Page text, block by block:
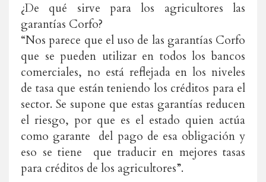
¿De qué sirve para los agricultores las
garantías Corfo?
“Nos parece que el uso de las garantías Corfo
que se pueden utilizar en todos los bancos
comerciales, no está reflejada en los niveles
de tasa que están teniendo los créditos para el
sector. Se supone que estas garantías reducen
el riesgo, por que es el estado quien actúa
como garante del pago de esa obligación y
eso se tiene que traducir en mejores tasas
para créditos de los agricultores”.